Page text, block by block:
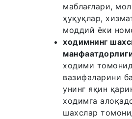
маблағлари,
ҳуқуқлар,
моддий ёки
ходимнинг
ходими
вазифаларини
унинг яқин
ходимга
шахслар